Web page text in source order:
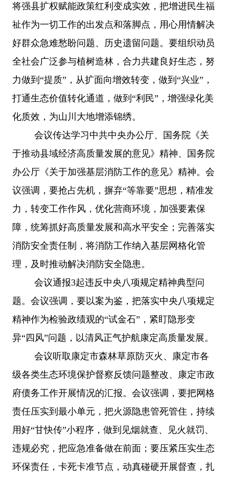
将强县扩权赋能政策红利变成实效，把增进民生福
祉作为一切工作的出发点和落脚点，用心用情解决
好群众急难愁盼问题、历史遗留问题。要组织动员
全社会广泛参与植树造林，合力共建良好生态，努
力做到“提质”，从扩面向增效转变，做到“兴业”，
打通生态价值转化通道，做到“利民”，增强绿化美
化质效，为山川大地增添锦绣。
会议传达学习中共中央办公厅、国务院《关
于推动县域经济高质量发展的意见》精神、国务院
办公厅《关于加强基层消防工作的意见》精神。会
议强调，要抢占先机，摒弃“等靠要”思想，精准发
力，转变工作作风，优化营商环境，加强要素保
障，统筹抓好高质量发展和高水平安全；完善落实
消防安全责任制，将消防工作纳入基层网格化管
理，及时推动解决消防安全隐患。
会议通报3起违反中央八项规定精神典型问
题。会议强调，要以案为鉴，把落实中央八项规定
精神作为检验政绩观的“试金石”，紧盯隐形变
异“四风”问题，以清风正气护航康定高质量发展。
会议听取康定市森林草原防灭火、康定市各
级各类生态环境保护督察反馈问题整改、康定市政
府债务工作开展情况的汇报。会议强调，要把网格
责任压实到最小单元，把火源隐患管死管住，持续
用好“甘快传”小程序，做到见烟就查、见火就罚、
违规必究，把应急准备做在前面；要压紧压实生态
环保责任，卡死卡准节点，动真碰硬开展督查，扎